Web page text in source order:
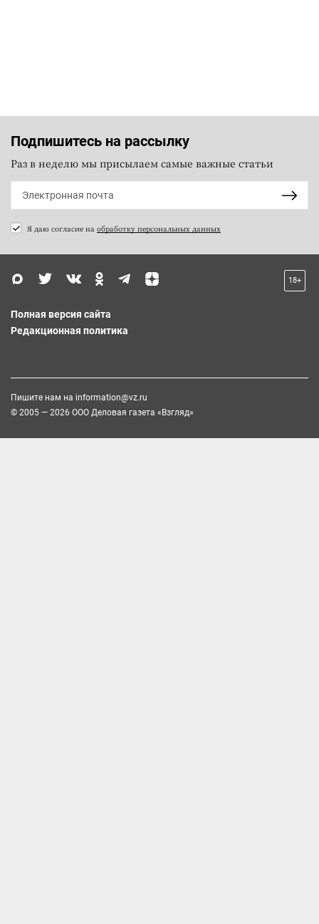
Подпишитесь на рассылку
Раз в неделю мы присылаем самые важные статьи
Я даю согласие на обработку персональных данных
18+
Полная версия сайта
Редакционная политика
Пишите нам на information@vz.ru
© 2005 — 2026 ООО Деловая газета «Взгляд»